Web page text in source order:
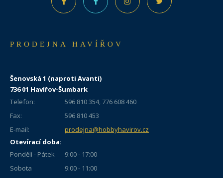
PRODEJNA HAVÍŘOV
Šenovská 1 (naproti Avanti)
736 01 Havířov-Šumbark
Telefon:
596 810 354, 776 608 460
Fax:
596 810 453
E-mail:
prodejna@hobbyhavirov.cz
Otevírací doba:
Pondělí - Pátek
9:00 - 17:00
Sobota
9:00 - 11:00